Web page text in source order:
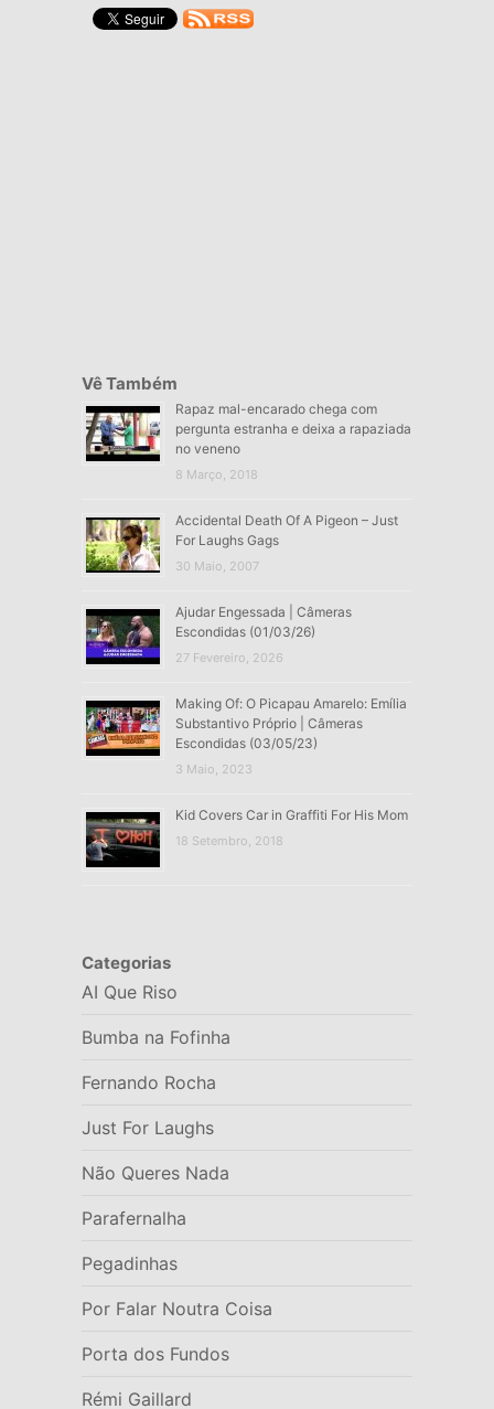
Vê Também
Rapaz mal-encarado chega com
pergunta estranha e deixa a rapaziada
no veneno
8 Março, 2018
Accidental Death Of A Pigeon – Just
For Laughs Gags
30 Maio, 2007
Ajudar Engessada | Câmeras
Escondidas (01/03/26)
27 Fevereiro, 2026
Making Of: O Picapau Amarelo: Emília
Substantivo Próprio | Câmeras
Escondidas (03/05/23)
3 Maio, 2023
Kid Covers Car in Graffiti For His Mom
18 Setembro, 2018
Categorias
AI Que Riso
Bumba na Fofinha
Fernando Rocha
Just For Laughs
Não Queres Nada
Parafernalha
Pegadinhas
Por Falar Noutra Coisa
Porta dos Fundos
Rémi Gaillard